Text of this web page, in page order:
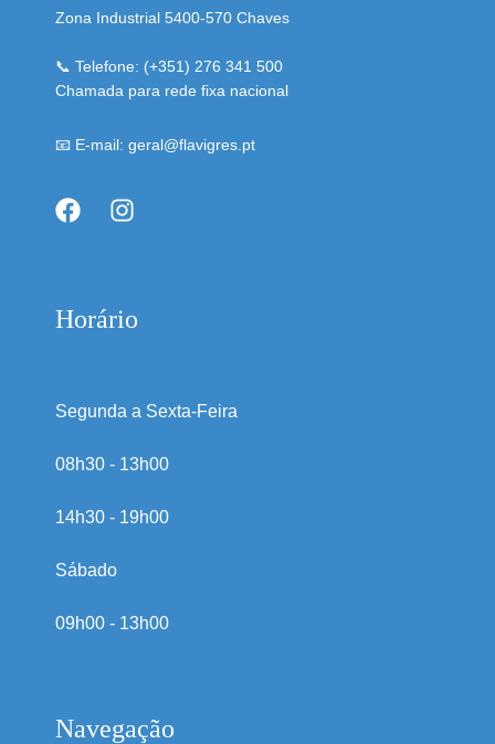
Zona Industrial 5400-570 Chaves
📞 Telefone: (+351) 276 341 500
Chamada para rede fixa nacional
📧 E-mail: geral@flavigres.pt
Horário
Segunda a Sexta-Feira
08h30 - 13h00
14h30 - 19h00
Sábado
09h00 - 13h00
Navegação